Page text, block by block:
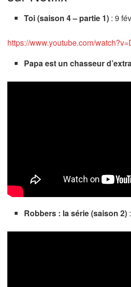
Toi (saison 4 – partie 1) : 9
https://www.youtube.com/
Papa est un chasseur
Robbers : la série (saison 2)